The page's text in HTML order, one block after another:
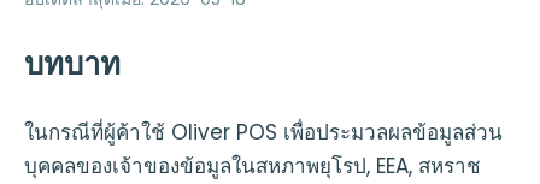
บทบาท
ในกรณีที่ผู้ค้าใช้ Oliver POS เพื่อประมวลผลข้อมูลส่วน
บุคคลของเจ้าของข้อมูลในสหภาพยุโรป, EEA, สหราช